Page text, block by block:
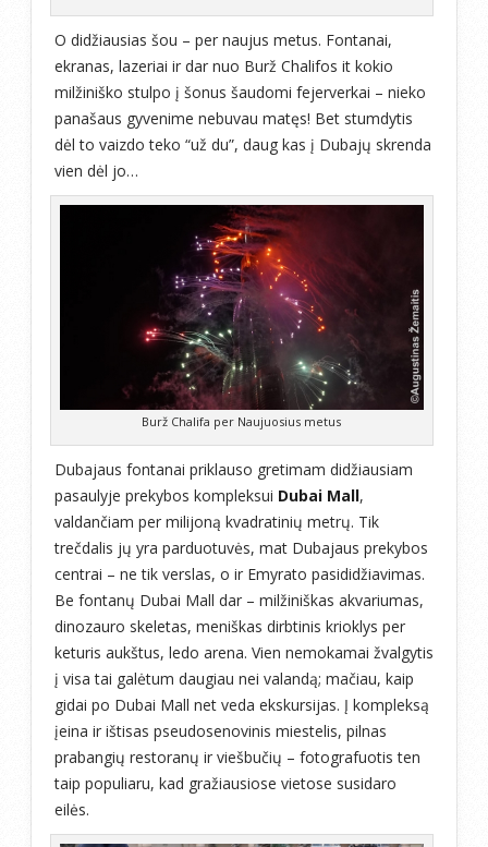
O didžiausias šou – per naujus metus. Fontanai,
ekranas, lazeriai ir dar nuo Burž Chalifos it kokio
milžiniško stulpo į šonus šaudomi fejerverkai – nieko
panašaus gyvenime nebuvau matęs! Bet stumdytis
dėl to vaizdo teko “už du”, daug kas į Dubajų skrenda
vien dėl jo…
Burž Chalifa per Naujuosius metus
Dubajaus fontanai priklauso gretimam didžiausiam
pasaulyje prekybos kompleksui Dubai Mall,
valdančiam per milijoną kvadratinių metrų. Tik
trečdalis jų yra parduotuvės, mat Dubajaus prekybos
centrai – ne tik verslas, o ir Emyrato pasididžiavimas.
Be fontanų Dubai Mall dar – milžiniškas akvariumas,
dinozauro skeletas, meniškas dirbtinis krioklys per
keturis aukštus, ledo arena. Vien nemokamai žvalgytis
į visa tai galėtum daugiau nei valandą; mačiau, kaip
gidai po Dubai Mall net veda ekskursijas. Į kompleksą
įeina ir ištisas pseudosenovinis miestelis, pilnas
prabangių restoranų ir viešbučių – fotografuotis ten
taip populiaru, kad gražiausiose vietose susidaro
eilės.